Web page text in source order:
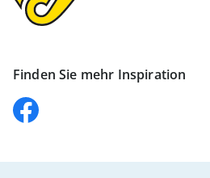
Finden Sie mehr Inspiration